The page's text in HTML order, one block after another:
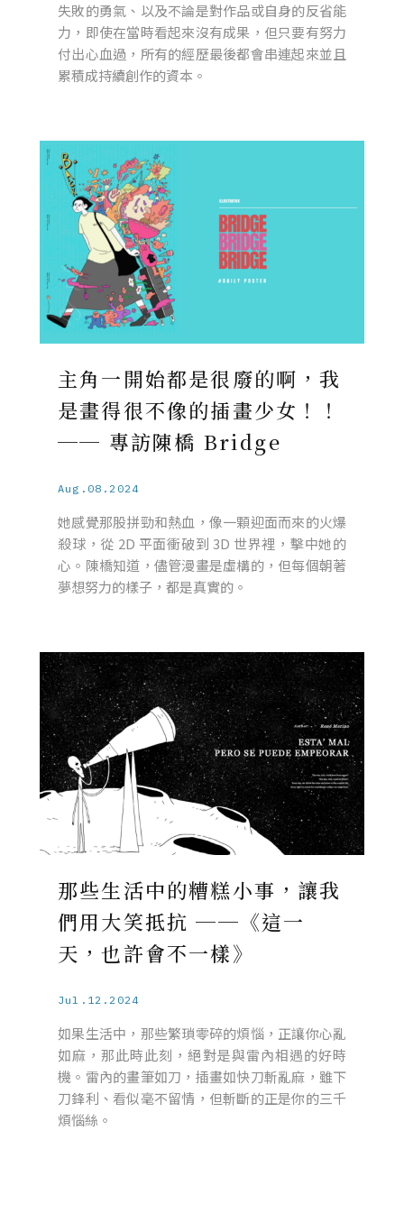
失敗的勇氣、以及不論是對作品或自身的反省能
力，即使在當時看起來沒有成果，但只要有努力
付出心血過，所有的經歷最後都會串連起來並且
累積成持續創作的資本。
主角一開始都是很廢的啊，我
是畫得很不像的插畫少女！！
── 專訪陳橋 Bridge
Aug.08.2024
她感覺那股拼勁和熱血，像一顆迎面而來的火爆
殺球，從 2D 平面衝破到 3D 世界裡，擊中她的
心。陳橋知道，儘管漫畫是虛構的，但每個朝著
夢想努力的樣子，都是真實的。
那些生活中的糟糕小事，讓我
們用大笑抵抗 ──《這一
天，也許會不一樣》
Jul.12.2024
如果生活中，那些繁瑣零碎的煩惱，正讓你心亂
如麻，那此時此刻，絕對是與雷內相遇的好時
機。雷內的畫筆如刀，插畫如快刀斬亂麻，雖下
刀鋒利、看似毫不留情，但斬斷的正是你的三千
煩惱絲。